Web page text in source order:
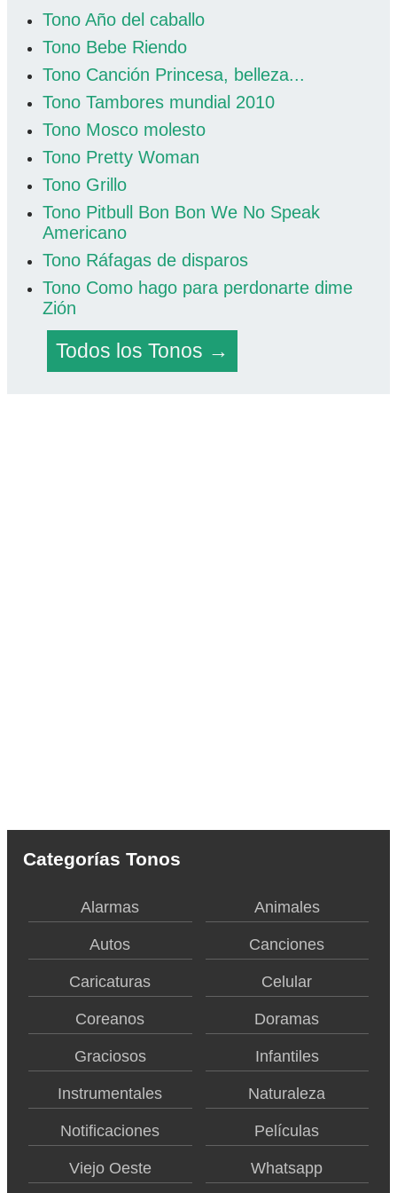
Tono Año del caballo
Tono Bebe Riendo
Tono Canción Princesa, belleza...
Tono Tambores mundial 2010
Tono Mosco molesto
Tono Pretty Woman
Tono Grillo
Tono Pitbull Bon Bon We No Speak
Americano
Tono Ráfagas de disparos
Tono Como hago para perdonarte dime
Zión
Todos los Tonos →
Categorías Tonos
Alarmas Animales
Autos Canciones
Caricaturas Celular
Coreanos Doramas
Graciosos Infantiles
Instrumentales Naturaleza
Notificaciones Películas
Viejo Oeste Whatsapp